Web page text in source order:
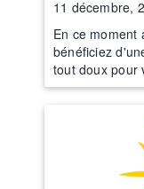
11 décembre,
En ce moment
bénéficiez
tout doux pour